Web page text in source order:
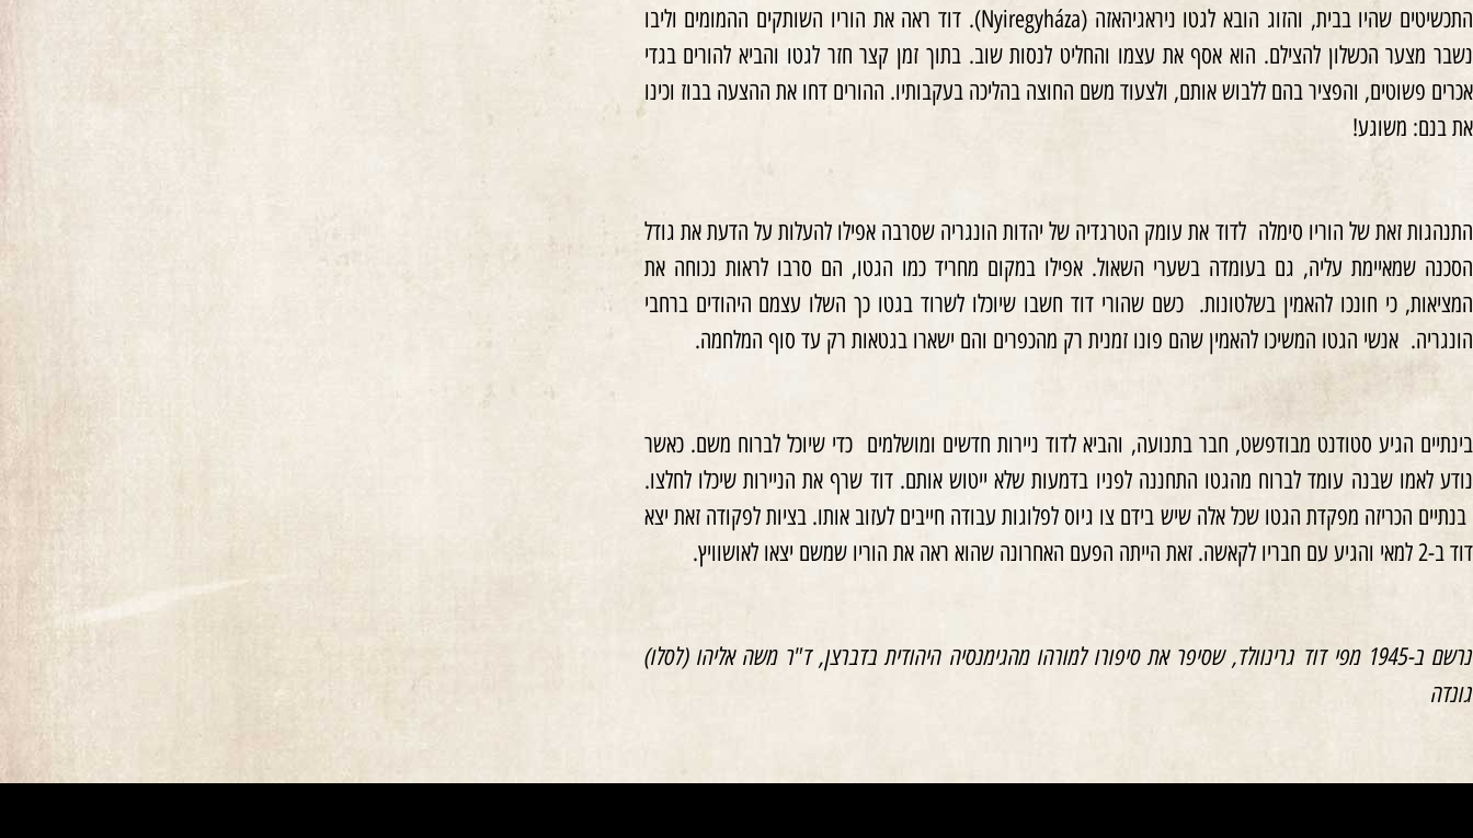
התכשיטים שהיו בבית, והזוג הובא לגטו ניראגיהאזה (Nyiregyháza). דוד ראה את הוריו השותקים ההמומים וליבו
נשבר מצער הכשלון להצילם. הוא אסף את עצמו והחליט לנסות שוב. בתוך זמן קצר חזר לגטו והביא להורים בגדי
אכרים פשוטים, והפציר בהם ללבוש אותם, ולצעוד משם החוצה בהליכה בעקבותיו. ההורים דחו את ההצעה בבוז וכינו
את בנם: משוגע!
התנהגות זאת של הוריו סימלה לדוד את עומק הטרגדיה של יהדות הונגריה שסרבה אפילו להעלות על הדעת את גודל
הסכנה שמאיימת עליה, גם בעומדה בשערי השאול. אפילו במקום מחריד כמו הגטו, הם סרבו לראות נכוחה את
המציאות, כי חונכו להאמין בשלטונות. כשם שהורי דוד חשבו שיוכלו לשרוד בגטו כך השלו עצמם היהודים ברחבי
הונגריה. אנשי הגטו המשיכו להאמין שהם פונו זמנית רק מהכפרים והם ישארו בגטאות רק עד סוף המלחמה.
בינתיים הגיע סטודנט מבודפשט, חבר בתנועה, והביא לדוד ניירות חדשים ומושלמים כדי שיוכל לברוח משם. כאשר
נודע לאמו שבנה עומד לברוח מהגטו התחננה לפניו בדמעות שלא ייטוש אותם. דוד שרף את הניירות שיכלו לחלצו.
בנתיים הכריזה מפקדת הגטו שכל אלה שיש בידם צו גיוס לפלוגות עבודה חייבים לעזוב אותו. בציות לפקודה זאת יצא
דוד ב-2 למאי והגיע עם חבריו לקאשה. זאת הייתה הפעם האחרונה שהוא ראה את הוריו שמשם יצאו לאושוויץ.
נרשם ב-1945 מפי דוד גרינוולד, שסיפר את סיפורו למורהו מהגימנסיה היהודית בדברצן, ד"ר משה אליהו (לסלו)
גונדה